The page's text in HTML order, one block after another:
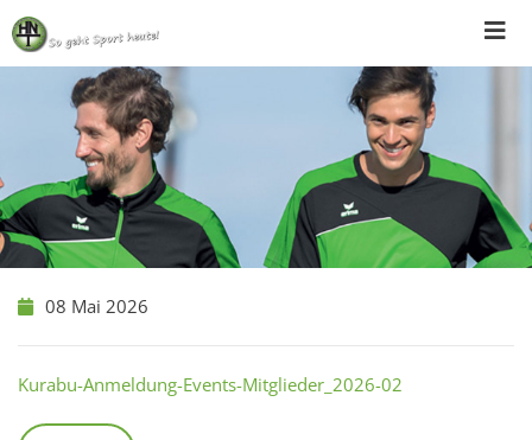
Skip
to
content
08 Mai 2026
Kurabu-Anmeldung-Events-Mitglieder_2026-02